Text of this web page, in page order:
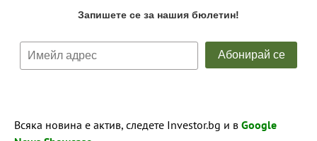
Всяка новина е актив, следете Investor.bg и в Google